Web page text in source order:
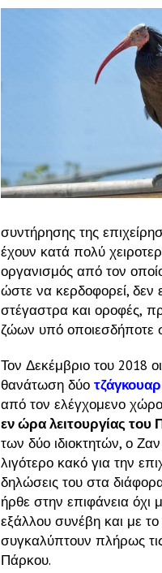
συντήρησης της
έχουν κατά πολύ
οργανισμός από τον
ώστε να κερδοφορεί, δεν
στέγαστρα και οροφές,
ζώων υπό οποιεσδήποτε
Τον Δεκέμβριο του 2018
θανάτωση δύο τζάγκουαρ
από τον ελέγχομενο
εν ώρα λειτουργίας του
των δύο ιδιοκτητών, ο
λιγότερο κακό για την
δηλώσεις του στα
ήρθε στην επιφάνεια
εξάλλου συνέβη και με
συγκαλύπτουν πλήρως
Πάρκου.